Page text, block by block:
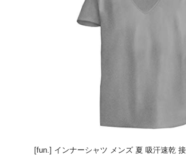
[fun.] インナーシャツ メンズ 夏 吸汗速乾